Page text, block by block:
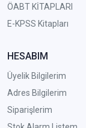
ÖABT KİTAPLARI
E-KPSS Kitapları
HESABIM
Üyelik Bilgilerim
Adres Bilgilerim
Siparişlerim